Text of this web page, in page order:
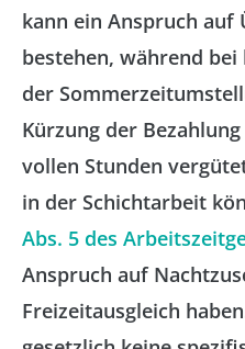
kann ein Anspruch
bestehen, während
der
Kürzung der
vollen Stunden
in der Schichtarbeit
Abs. 5 des
Anspruch auf
Freizeitausgleich